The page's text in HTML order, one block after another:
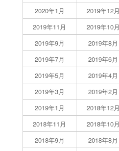
2020年1月
2019年12月
2019年11月
2019年10月
2019年9月
2019年8月
2019年7月
2019年6月
2019年5月
2019年4月
2019年3月
2019年2月
2019年1月
2018年12月
2018年11月
2018年10月
2018年9月
2018年8月